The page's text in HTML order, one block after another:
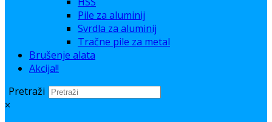
Pile za aluminij
Svrdla za aluminij
Tračne pile za metal
Brušenje alata
Akcija!!
Pretraži
×